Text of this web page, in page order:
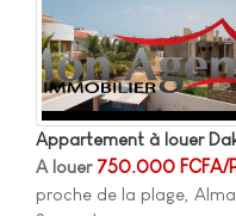
Appartement à louer
A louer 750.000 FCFA/
proche de la plage,